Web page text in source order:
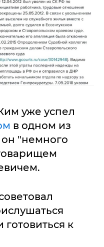
уже успел
в одном из
он "немного
готовиться к